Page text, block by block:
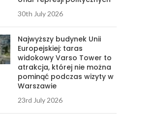
30th July 2026
Najwyższy budynek Unii
Europejskiej: taras
widokowy Varso Tower to
atrakcja, której nie można
pominąć podczas wizyty w
Warszawie
23rd July 2026